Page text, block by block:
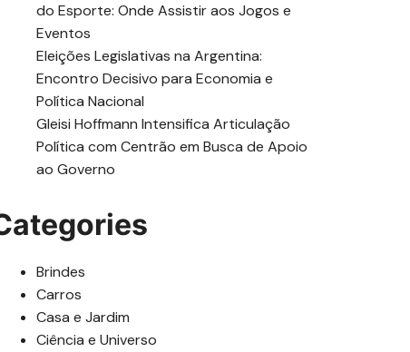
do Esporte: Onde Assistir aos Jogos e
Eventos
Eleições Legislativas na Argentina:
Encontro Decisivo para Economia e
Política Nacional
Gleisi Hoffmann Intensifica Articulação
Política com Centrão em Busca de Apoio
ao Governo
Brindes
Carros
Casa e Jardim
Ciência e Universo